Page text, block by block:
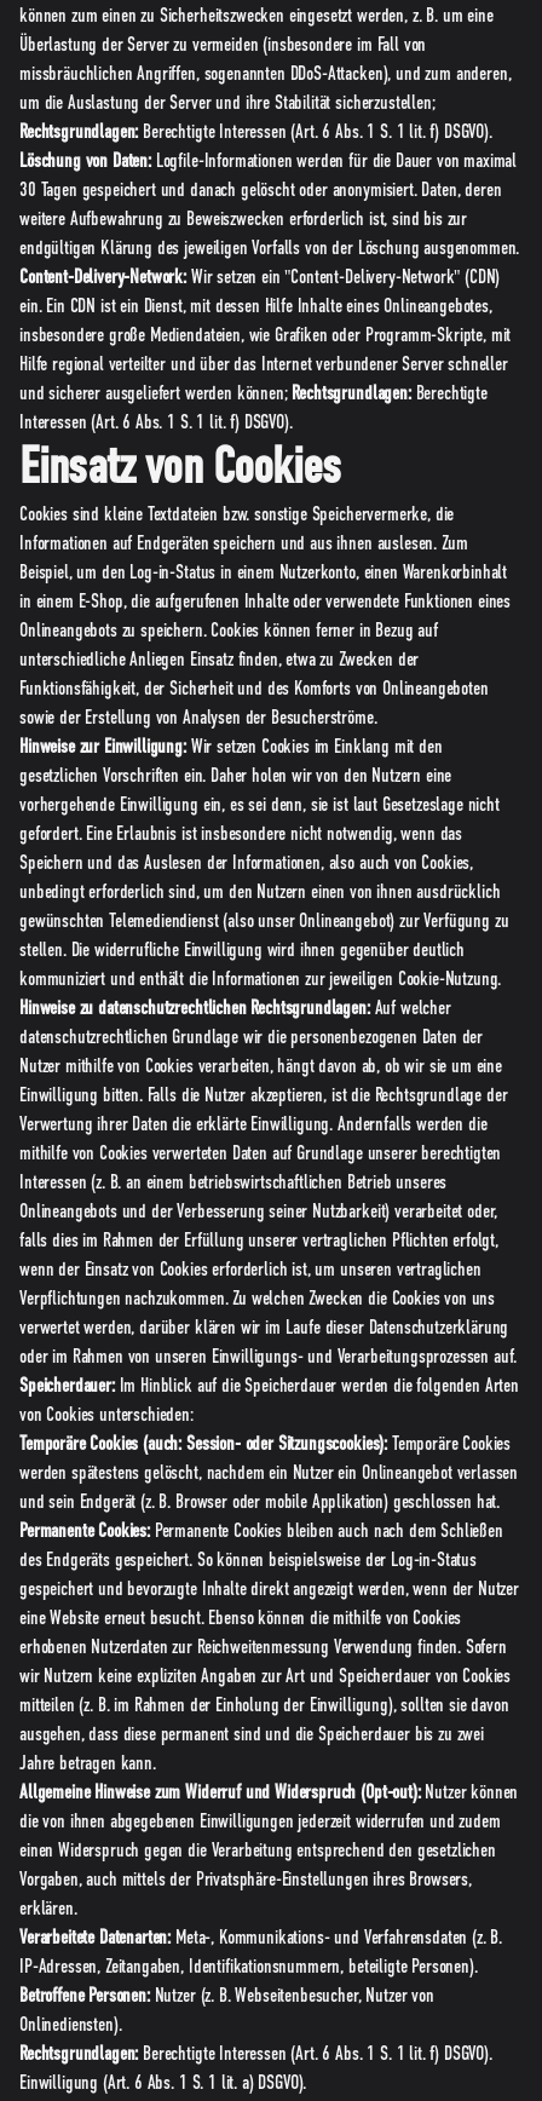
können zum einen zu Sicherheitszwecken eingesetzt werden, z. B. um eine
Überlastung der Server zu vermeiden (insbesondere im Fall von
missbräuchlichen Angriffen, sogenannten DDoS-Attacken), und zum anderen,
um die Auslastung der Server und ihre Stabilität sicherzustellen;
Rechtsgrundlagen:Berechtigte Interessen (Art. 6 Abs. 1 S. 1 lit. f) DSGVO).
Löschung von Daten:Logfile-Informationen werden für die Dauer von maximal
30 Tagen gespeichert und danach gelöscht oder anonymisiert. Daten, deren
weitere Aufbewahrung zu Beweiszwecken erforderlich ist, sind bis zur
endgültigen Klärung des jeweiligen Vorfalls von der Löschung ausgenommen.
Content-Delivery-Network:Wir setzen ein "Content-Delivery-Network" (CDN)
ein. Ein CDN ist ein Dienst, mit dessen Hilfe Inhalte eines Onlineangebotes,
insbesondere große Mediendateien, wie Grafiken oder Programm-Skripte, mit
Hilfe regional verteilter und über das Internet verbundener Server schneller
und sicherer ausgeliefert werden können; Rechtsgrundlagen:Berechtigte
Interessen (Art. 6 Abs. 1 S. 1 lit. f) DSGVO).
Einsatz von Cookies
Cookies sind kleine Textdateien bzw. sonstige Speichervermerke, die
Informationen auf Endgeräten speichern und aus ihnen auslesen. Zum
Beispiel, um den Log-in-Status in einem Nutzerkonto, einen Warenkorbinhalt
in einem E-Shop, die aufgerufenen Inhalte oder verwendete Funktionen eines
Onlineangebots zu speichern. Cookies können ferner in Bezug auf
unterschiedliche Anliegen Einsatz finden, etwa zu Zwecken der
Funktionsfähigkeit, der Sicherheit und des Komforts von Onlineangeboten
sowie der Erstellung von Analysen der Besucherströme.
Hinweise zur Einwilligung:Wir setzen Cookies im Einklang mit den
gesetzlichen Vorschriften ein. Daher holen wir von den Nutzern eine
vorhergehende Einwilligung ein, es sei denn, sie ist laut Gesetzeslage nicht
gefordert. Eine Erlaubnis ist insbesondere nicht notwendig, wenn das
Speichern und das Auslesen der Informationen, also auch von Cookies,
unbedingt erforderlich sind, um den Nutzern einen von ihnen ausdrücklich
gewünschten Telemediendienst (also unser Onlineangebot) zur Verfügung zu
stellen. Die widerrufliche Einwilligung wird ihnen gegenüber deutlich
kommuniziert und enthält die Informationen zur jeweiligen Cookie-Nutzung.
Hinweise zu datenschutzrechtlichen Rechtsgrundlagen:Auf welcher
datenschutzrechtlichen Grundlage wir die personenbezogenen Daten der
Nutzer mithilfe von Cookies verarbeiten, hängt davon ab, ob wir sie um eine
Einwilligung bitten. Falls die Nutzer akzeptieren, ist die Rechtsgrundlage der
Verwertung ihrer Daten die erklärte Einwilligung. Andernfalls werden die
mithilfe von Cookies verwerteten Daten auf Grundlage unserer berechtigten
Interessen (z. B. an einem betriebswirtschaftlichen Betrieb unseres
Onlineangebots und der Verbesserung seiner Nutzbarkeit) verarbeitet oder,
falls dies im Rahmen der Erfüllung unserer vertraglichen Pflichten erfolgt,
wenn der Einsatz von Cookies erforderlich ist, um unseren vertraglichen
Verpflichtungen nachzukommen. Zu welchen Zwecken die Cookies von uns
verwertet werden, darüber klären wir im Laufe dieser Datenschutzerklärung
oder im Rahmen von unseren Einwilligungs- und Verarbeitungsprozessen auf.
Speicherdauer: Im Hinblick auf die Speicherdauer werden die folgenden Arten
von Cookies unterschieden:
Temporäre Cookies (auch: Session- oder Sitzungscookies):Temporäre Cookies
werden spätestens gelöscht, nachdem ein Nutzer ein Onlineangebot verlassen
und sein Endgerät (z. B. Browser oder mobile Applikation) geschlossen hat.
Permanente Cookies:Permanente Cookies bleiben auch nach dem Schließen
des Endgeräts gespeichert. So können beispielsweise der Log-in-Status
gespeichert und bevorzugte Inhalte direkt angezeigt werden, wenn der Nutzer
eine Website erneut besucht. Ebenso können die mithilfe von Cookies
erhobenen Nutzerdaten zur Reichweitenmessung Verwendung finden. Sofern
wir Nutzern keine expliziten Angaben zur Art und Speicherdauer von Cookies
mitteilen (z. B. im Rahmen der Einholung der Einwilligung), sollten sie davon
ausgehen, dass diese permanent sind und die Speicherdauer bis zu zwei
Jahre betragen kann.
Allgemeine Hinweise zum Widerruf und Widerspruch (Opt-out): Nutzer können
die von ihnen abgegebenen Einwilligungen jederzeit widerrufen und zudem
einen Widerspruch gegen die Verarbeitung entsprechend den gesetzlichen
Vorgaben, auch mittels der Privatsphäre-Einstellungen ihres Browsers,
erklären.
Verarbeitete Datenarten:Meta-, Kommunikations- und Verfahrensdaten (z. B.
IP-Adressen, Zeitangaben, Identifikationsnummern, beteiligte Personen).
Betroffene Personen:Nutzer (z. B. Webseitenbesucher, Nutzer von
Onlinediensten).
Rechtsgrundlagen:Berechtigte Interessen (Art. 6 Abs. 1 S. 1 lit. f) DSGVO).
Einwilligung (Art. 6 Abs. 1 S. 1 lit. a) DSGVO).